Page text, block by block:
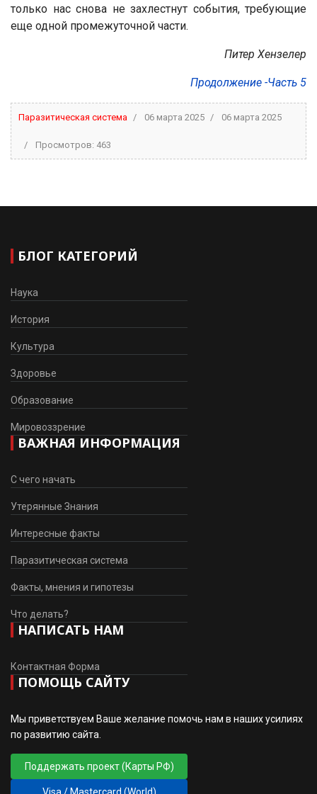
только нас снова не захлестнут события, требующие
еще одной промежуточной части.
Питер Хензелер
Продолжение -Часть 5
Паразитическая система 06 марта 2025 06 марта 2025
Просмотров: 463
БЛОГ КАТЕГОРИЙ
Наука
История
Культура
Здоровье
Образование
Мировоззрение
ВАЖНАЯ ИНФОРМАЦИЯ
С чего начать
Утерянные Знания
Интересные факты
Паразитическая система
Факты, мнения и гипотезы
Что делать?
НАПИСАТЬ НАМ
Контактная Форма
ПОМОЩЬ САЙТУ
Мы приветствуем Ваше желание помочь нам в наших усилиях
по развитию сайта.
Поддержать проект (Карты РФ)